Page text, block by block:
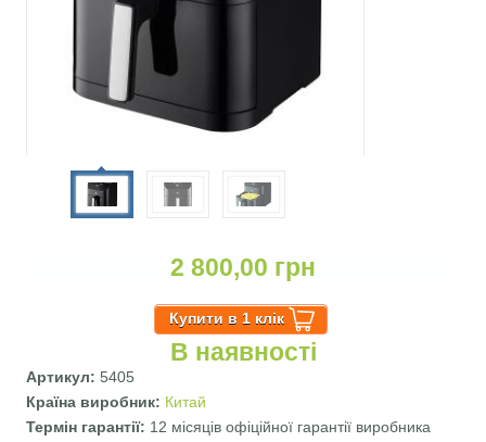
2 800,00 грн
В наявності
Артикул:5405
Країна виробник: Китай
Термін гарантії: 12 місяців офіційної гарантії виробника